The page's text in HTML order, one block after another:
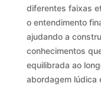
diferentes faixas
o entendimento
ajudando a
conhecimentos
equilibrada ao
abordagem lúdica